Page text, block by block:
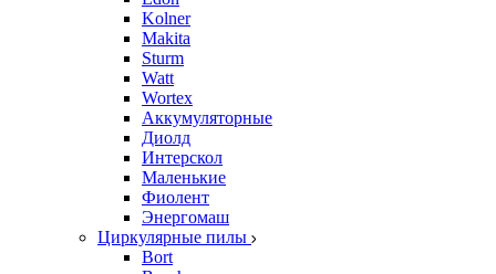
Kolner
Makita
Sturm
Watt
Wortex
Аккумуляторные
Диолд
Интерскол
Маленькие
Фиолент
Энергомаш
Циркулярные пилы
Bort